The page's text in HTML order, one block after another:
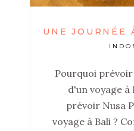
UNE JOURNÉE
Pourquoi
d'un voyage à
prévoir Nusa
voyage à Bali ?